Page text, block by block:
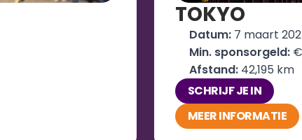
TOKYO
Datum: 7 maart
Min. sponsorgeld: €
Afstand: 42,195 km
SCHRIJF JE IN
MEER INFORMATIE